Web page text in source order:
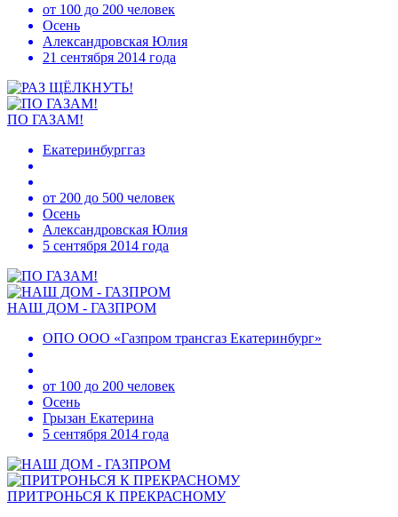
от 100 до 200 человек
Осень
Александровская Юлия
21 сентября 2014 года
ПО ГАЗАМ!
Екатеринбурггаз
от 200 до 500 человек
Осень
Александровская Юлия
5 сентября 2014 года
НАШ ДОМ - ГАЗПРОМ
ОПО ООО «Газпром трансгаз Екатеринбург»
от 100 до 200 человек
Осень
Грызан Екатерина
5 сентября 2014 года
ПРИТРОНЬСЯ К ПРЕКРАСНОМУ